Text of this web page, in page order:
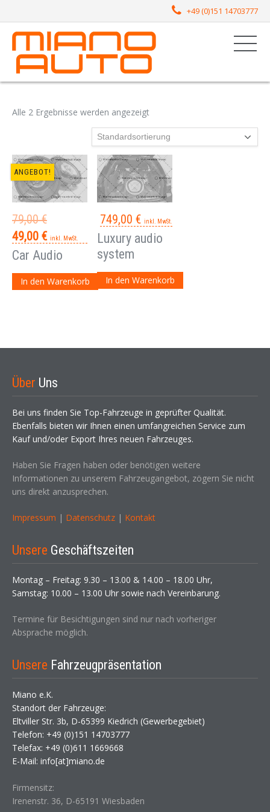
+49 (0)151 14703777
Alle 2 Ergebnisse werden angezeigt
ANGEBOT!
79,00€
Ursprünglicher
Preis
war:
79,00 €
49,00 €Aktueller
Preis
ist:
49,00 €.
inkl. MwSt.
Car Audio
In den Warenkorb
749,00€ inkl. MwSt.
Luxury audio
system
In den Warenkorb
Über Uns
Bei uns finden Sie Top-Fahrzeuge in geprüfter Qualität.
Ebenfalls bieten wir Ihnen einen umfangreichen Service zum
Kauf und/oder Export Ihres neuen Fahrzeuges.
Haben Sie Fragen haben oder benötigen weitere
Informationen zu unserem Fahrzeugangebot, zögern Sie nicht
uns direkt anzusprechen.
Impressum | Datenschutz | Kontakt
Unsere Geschäftszeiten
Montag – Freitag: 9.30 – 13.00 & 14.00 – 18.00 Uhr,
Samstag: 10.00 – 13.00 Uhr sowie nach Vereinbarung.
Termine für Besichtigungen sind nur nach vorheriger
Absprache möglich.
Unsere Fahrzeugpräsentation
Miano e.K.
Standort der Fahrzeuge:
Eltviller Str. 3b, D-65399 Kiedrich (Gewerbegebiet)
Telefon: +49 (0)151 14703777
Telefax: +49 (0)611 1669668
E-Mail: info[at]miano.de
Firmensitz:
Irenenstr. 36, D-65191 Wiesbaden